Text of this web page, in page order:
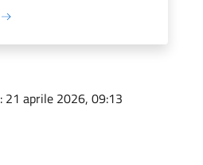
: 21 aprile 2026, 09:13